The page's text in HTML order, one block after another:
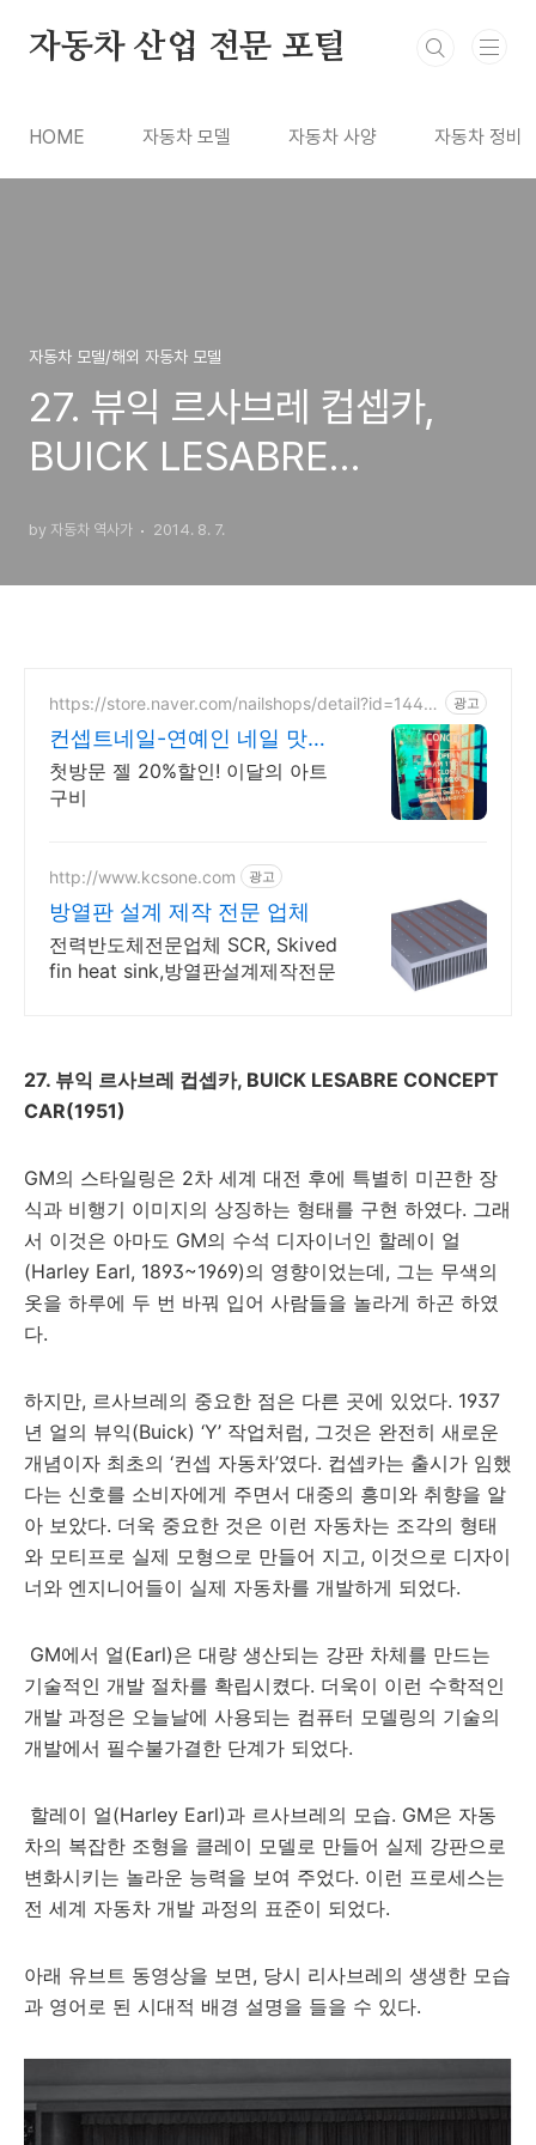
자동차 산업 전문 포털
HOME 자동차 모델 자동차 사양 자동차 정비
자동차 모델/해외 자동차 모델
27. 뷰익 르사브레 컵셉카,
BUICK LESABRE
by 자동차 역사가 2014. 8. 7.
https://store.naver.com/nailshops/detail?id=1447
광고
컨셉트네일-연예인 네일 맛집
빠르고 꼼꼼한 시술!
첫방문 젤 20%할인! 이달의 아트
구비
http://www.kcsone.com 광고
방열판 설계 제작 전문 업체
전력반도체전문업체 SCR, Skived
fin heat sink,방열판설계제작전문
27. 뷰익 르사브레 컵셉카, BUICK LESABRE CONCEPT
CAR(1951)
GM의 스타일링은 2차 세계 대전 후에 특별히 미끈한 장
식과 비행기 이미지의 상징하는 형태를 구현 하였다. 그래
서 이것은 아마도 GM의 수석 디자이너인 할레이 얼
(Harley Earl, 1893~1969)의 영향이었는데, 그는 무색의
옷을 하루에 두 번 바꿔 입어 사람들을 놀라게 하곤 하였
다.
하지만, 르사브레의 중요한 점은 다른 곳에 있었다. 1937
년 얼의 뷰익(Buick) ‘Y’ 작업처럼, 그것은 완전히 새로운
개념이자 최초의 ‘컨셉 자동차’였다. 컵셉카는 출시가 임했
다는 신호를 소비자에게 주면서 대중의 흥미와 취향을 알
아 보았다. 더욱 중요한 것은 이런 자동차는 조각의 형태
와 모티프로 실제 모형으로 만들어 지고, 이것으로 디자이
너와 엔지니어들이 실제 자동차를 개발하게 되었다.
GM에서 얼(Earl)은 대량 생산되는 강판 차체를 만드는
기술적인 개발 절차를 확립시켰다. 더욱이 이런 수학적인
개발 과정은 오늘날에 사용되는 컴퓨터 모델링의 기술의
개발에서 필수불가결한 단계가 되었다.
할레이 얼(Harley Earl)과 르사브레의 모습. GM은 자동
차의 복잡한 조형을 클레이 모델로 만들어 실제 강판으로
변화시키는 놀라운 능력을 보여 주었다. 이런 프로세스는
전 세계 자동차 개발 과정의 표준이 되었다.
아래 유브트 동영상을 보면, 당시 리사브레의 생생한 모습
과 영어로 된 시대적 배경 설명을 들을 수 있다.